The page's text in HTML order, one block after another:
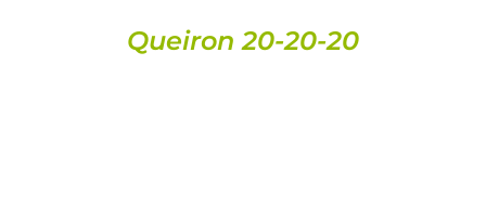
Queiron 20-20-20